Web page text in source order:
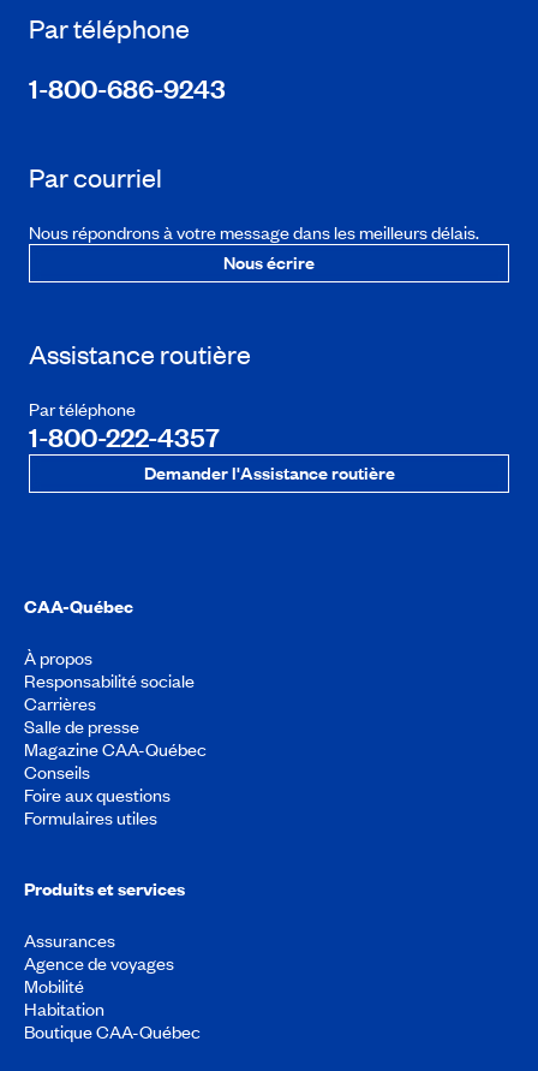
Par téléphone
1-800-686-9243
Par courriel
Nous répondrons à votre message dans les meilleurs délais.
Nous écrire
Assistance routière
Par téléphone
1-800-222-4357
Demander l'Assistance routière
CAA-Québec
À propos
Responsabilité sociale
Carrières
Salle de presse
Magazine CAA-Québec
Conseils
Foire aux questions
Formulaires utiles
Produits et services
Assurances
Agence de voyages
Mobilité
Habitation
Boutique CAA-Québec